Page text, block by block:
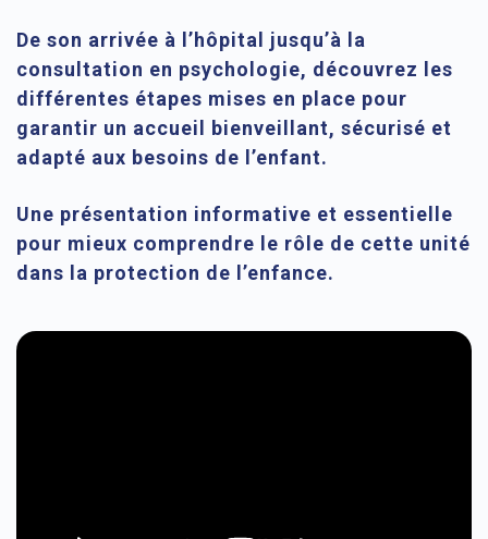
De son arrivée à l’hôpital jusqu’à la
consultation en psychologie, découvrez les
différentes étapes mises en place pour
garantir un accueil bienveillant, sécurisé et
adapté aux besoins de l’enfant.
Une présentation informative et essentielle
pour mieux comprendre le rôle de cette unité
dans la protection de l’enfance.